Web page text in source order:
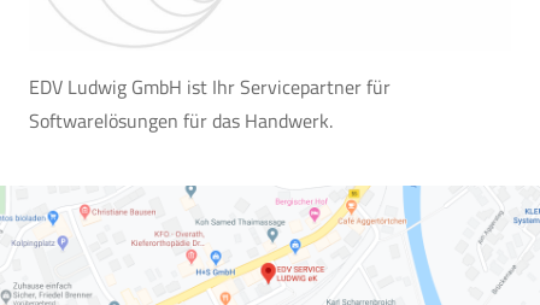
EDV Ludwig GmbH ist Ihr Servicepartner für
Softwarelösungen für das Handwerk.